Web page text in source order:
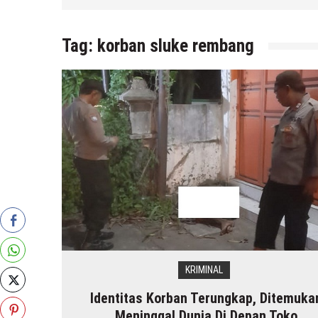
Tag: korban sluke rembang
KRIMINAL
Identitas Korban Terungkap,